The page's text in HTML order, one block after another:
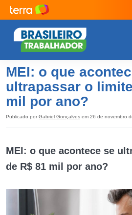
MEI: o que
ultrapassar o
mil por ano?
Publicado por Gabriel Gonçalves em 26 de novembro
MEI: o que acontece se
de R$ 81 mil por ano?